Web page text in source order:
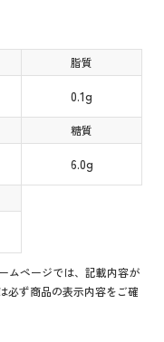
脂質
0.1g
糖質
6.0g
ムページでは、記載内容が
必ず商品の表示内容をご確